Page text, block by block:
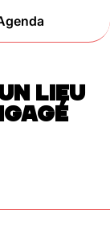
LIEU